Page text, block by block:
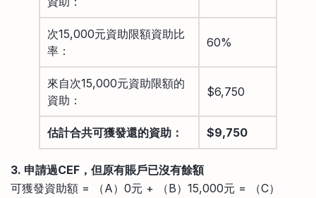
次15,000元資助限額資助比
率：
60%
來自次15,000元資助限額的
資助：
$6,750
估計合共可獲發還的資助： $9,750
3. 申請過CEF，但原有賬戶已沒有餘額
可獲發資助額 = （A）0元 + （B）15,000元 = （C）